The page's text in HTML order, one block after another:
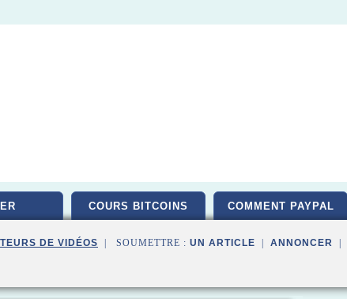
COURS BITCOINS COMMENT PAYPAL
DE VIDÉOS | SOUMETTRE : UN ARTICLE ANNONCER